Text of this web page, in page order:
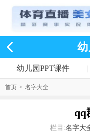
幼
幼儿园PPT课件
首页 > 名字大全
qq
栏目:名字大